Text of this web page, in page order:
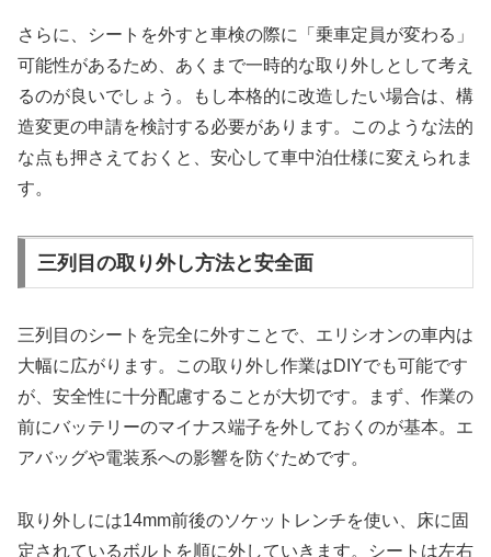
さらに、シートを外すと車検の際に「乗車定員が変わる」
可能性があるため、あくまで一時的な取り外しとして考え
るのが良いでしょう。もし本格的に改造したい場合は、構
造変更の申請を検討する必要があります。このような法的
な点も押さえておくと、安心して車中泊仕様に変えられま
す。
三列目の取り外し方法と安全面
三列目のシートを完全に外すことで、エリシオンの車内は
大幅に広がります。この取り外し作業はDIYでも可能です
が、安全性に十分配慮することが大切です。まず、作業の
前にバッテリーのマイナス端子を外しておくのが基本。エ
アバッグや電装系への影響を防ぐためです。
取り外しには14mm前後のソケットレンチを使い、床に固
定されているボルトを順に外していきます。シートは左右